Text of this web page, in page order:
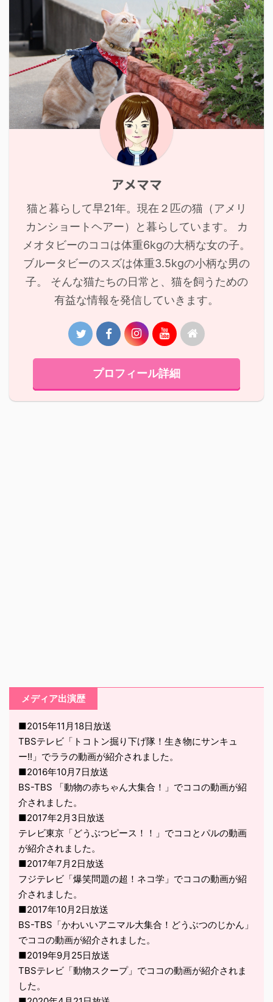
アメママ
猫と暮らして早21年。現在２匹の猫（アメリ
カンショートヘアー）と暮らしています。 カ
メオタビーのココは体重6kgの大柄な女の子。
ブルータビーのスズは体重3.5kgの小柄な男の
子。 そんな猫たちの日常と、猫を飼うための
有益な情報を発信していきます。
プロフィール詳細
メディア出演歴
■2015年11月18日放送
TBSテレビ「トコトン掘り下げ隊！生き物にサンキュ
ー!!」でララの動画が紹介されました。
■2016年10月7日放送
BS-TBS 「動物の赤ちゃん大集合！」でココの動画が紹
介されました。
■2017年2月3日放送
テレビ東京「どうぶつピース！！」でココとパルの動画
が紹介されました。
■2017年7月2日放送
フジテレビ「爆笑問題の超！ネコ学」でココの動画が紹
介されました。
■2017年10月2日放送
BS-TBS「かわいいアニマル大集合！どうぶつのじかん」
でココの動画が紹介されました。
■2019年9月25日放送
TBSテレビ「動物スクープ」でココの動画が紹介されま
した。